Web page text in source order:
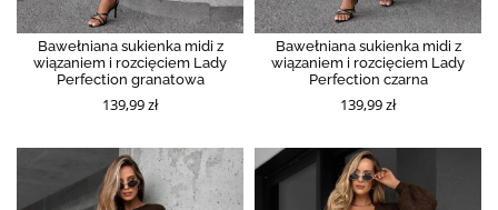
Bawełniana sukienka midi z
wiązaniem i rozcięciem Lady
Perfection granatowa
139,99 zł
Bawełniana sukienka midi z
wiązaniem i rozcięciem Lady
Perfection czarna
139,99 zł